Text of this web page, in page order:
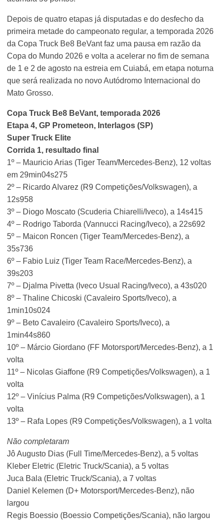
Depois de quatro etapas já disputadas e do desfecho da
primeira metade do campeonato regular, a temporada 2026
da Copa Truck Be8 BeVant faz uma pausa em razão da
Copa do Mundo 2026 e volta a acelerar no fim de semana
de 1 e 2 de agosto na estreia em Cuiabá, em etapa noturna
que será realizada no novo Autódromo Internacional do
Mato Grosso.
Copa Truck Be8 BeVant, temporada 2026
Etapa 4, GP Prometeon, Interlagos (SP)
Super Truck Elite
Corrida 1, resultado final
1º – Mauricio Arias (Tiger Team/Mercedes-Benz), 12 voltas
em 29min04s275
2º – Ricardo Alvarez (R9 Competições/Volkswagen), a
12s958
3º – Diogo Moscato (Scuderia Chiarelli/Iveco), a 14s415
4º – Rodrigo Taborda (Vannucci Racing/Iveco), a 22s692
5º – Maicon Roncen (Tiger Team/Mercedes-Benz), a
35s736
6º – Fabio Luiz (Tiger Team Race/Mercedes-Benz), a
39s203
7º – Djalma Pivetta (Iveco Usual Racing/Iveco), a 43s020
8º – Thaline Chicoski (Cavaleiro Sports/Iveco), a
1min10s024
9º – Beto Cavaleiro (Cavaleiro Sports/Iveco), a
1min44s860
10º – Márcio Giordano (FF Motorsport/Mercedes-Benz), a 1
volta
11º – Nicolas Giaffone (R9 Competições/Volkswagen), a 1
volta
12º – Vinícius Palma (R9 Competições/Volkswagen), a 1
volta
13º – Rafa Lopes (R9 Competições/Volkswagen), a 1 volta
Não completaram
Jô Augusto Dias (Full Time/Mercedes-Benz), a 5 voltas
Kleber Eletric (Eletric Truck/Scania), a 5 voltas
Juca Bala (Eletric Truck/Scania), a 7 voltas
Daniel Kelemen (D+ Motorsport/Mercedes-Benz), não
largou
Regis Boessio (Boessio Competições/Scania), não largou